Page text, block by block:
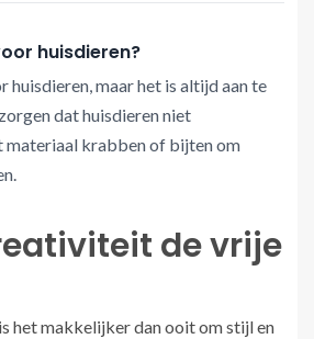
huisdieren?
huisdieren, maar het is altijd aan te
dat huisdieren niet
materiaal krabben of bijten om
de vrije
het makkelijker dan ooit om stijl en